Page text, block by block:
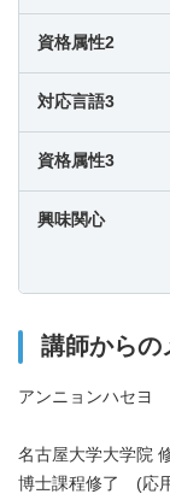
資格属性2
対応言語3
資格属性3
興味関心
17:00
18:00
19:00
19:30
20:00
講師からの
アンニョンハセヨ
名古屋大学大学院
博士課程修了 (応